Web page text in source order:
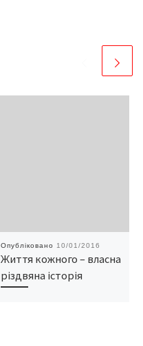
Опубліковано 10/01/2016
Життя кожного – власна
різдвяна історія